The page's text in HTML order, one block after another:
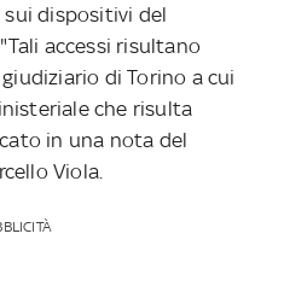
dispositivi del
accessi risultano
di Torino a cui
che risulta
in una nota del
Viola.